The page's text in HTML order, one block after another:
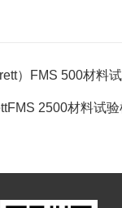
）FMS 500材料
2500材料试验